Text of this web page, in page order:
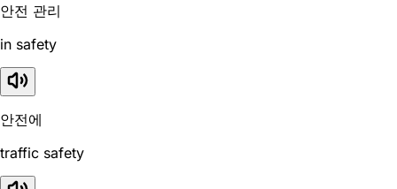
안전 관리
in safety
안전에
traffic safety